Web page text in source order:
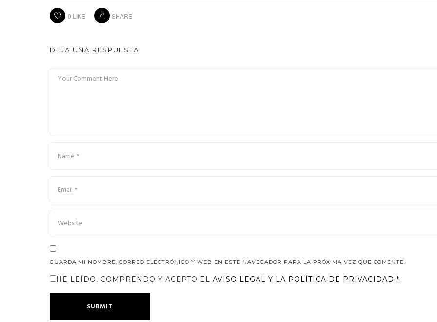
0 LIKE SHARE
DEJA UNA RESPUESTA
GUARDA MI NOMBRE, CORREO ELECTRÓNICO Y WEB EN ESTE NAVEGADOR PARA LA PRÓXIMA VEZ QUE COMENTE.
HE LEÍDO, COMPRENDO Y ACEPTO EL AVISO LEGAL Y LA POLÍTICA DE PRIVACIDAD *